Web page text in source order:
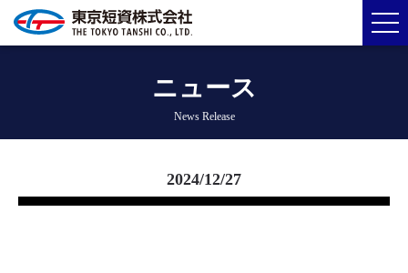
ニュース
News Release
2024/12/27